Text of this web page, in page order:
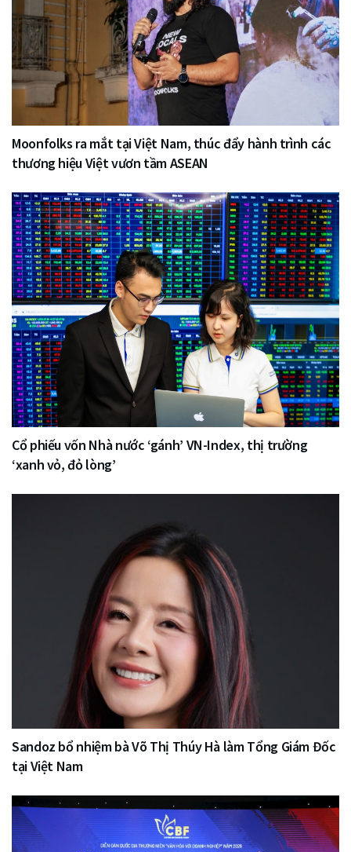
Moonfolks ra mắt tại Việt Nam, thúc đẩy hành trình các
thương hiệu Việt vươn tầm ASEAN
Cổ phiếu vốn Nhà nước ‘gánh’ VN-Index, thị trường
‘xanh vỏ, đỏ lòng’
Sandoz bổ nhiệm bà Võ Thị Thúy Hà làm Tổng Giám Đốc
tại Việt Nam